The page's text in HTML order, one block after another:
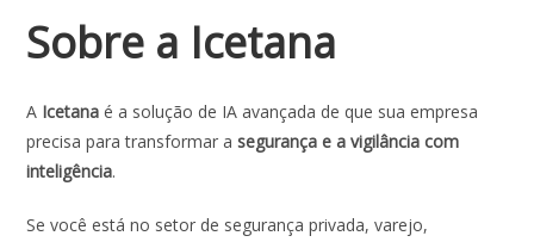
Sobre a Icetana
A Icetanaé a solução de IA avançada de que sua empresa
precisa para transformar asegurança e a vigilância com
inteligência.
Se você está no setor de segurança privada, varejo,